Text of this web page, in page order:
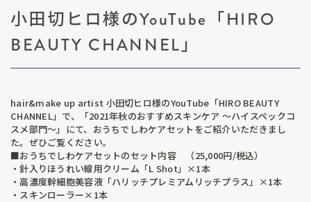
小田切ヒロ様のYouTube「HIRO
BEAUTY CHANNEL」
hair&make up artist 小田切ヒロ様のYouTube「HIRO BEAUTY
CHANNEL」で、「2021年秋のおすすめスキンケア ～ハイスペックコ
スメ部門～」にて、おうちでしわケアセットをご紹介いただきまし
た。ぜひご覧ください。
■おうちでしわケアセットのセット内容 （25,000円/税込）
・針入りほうれい線用クリーム「L Shot」×1本
・高濃度幹細胞美容液「ハリッチプレミアムリッチプラス」×1本
・スキンローラー×1本